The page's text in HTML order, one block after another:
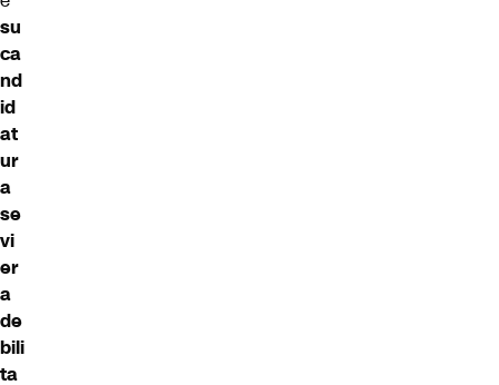
su
ca
nd
id
at
ur
a
se
vi
er
a
de
bili
ta